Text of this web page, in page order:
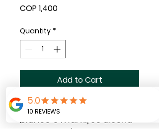
COP 1,400Price
Quantity *
Add to Cart
Elaborado en papel fino
blanco o marfil, se diseña